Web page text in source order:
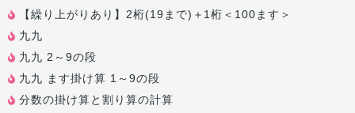
【繰り上がりあり】2桁(19まで)＋1桁＜100ます＞
九九
九九 2～9の段
九九 ます掛け算 1～9の段
分数の掛け算と割り算の計算